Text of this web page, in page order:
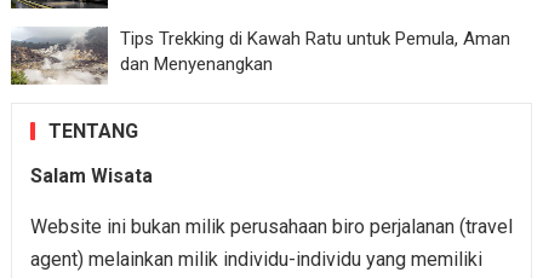
Tips Trekking di Kawah Ratu untuk Pemula, Aman
dan Menyenangkan
TENTANG
Salam Wisata
Website ini bukan milik perusahaan biro perjalanan (travel
agent) melainkan milik individu-individu yang memiliki